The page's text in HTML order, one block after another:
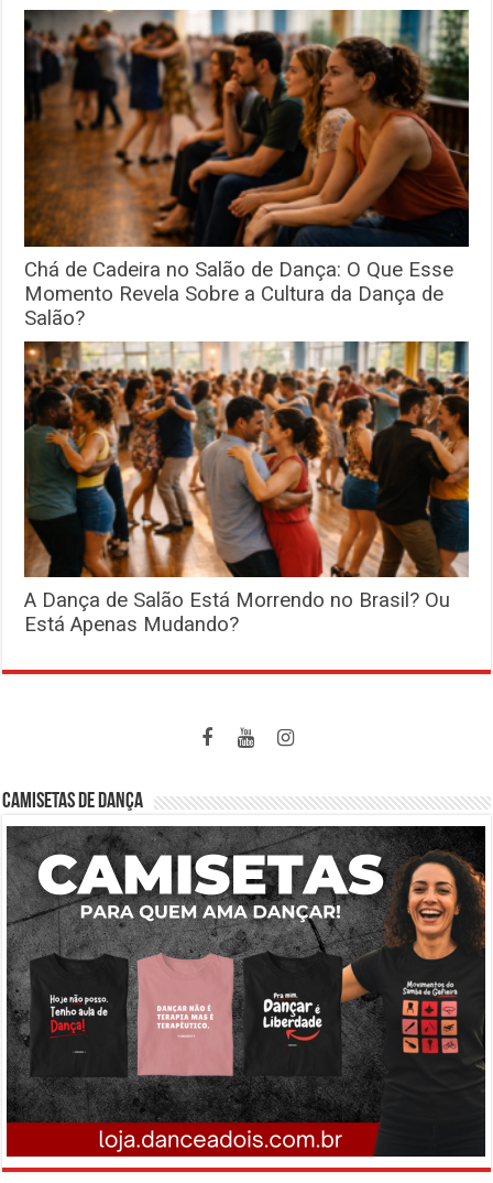
Chá de Cadeira no Salão de Dança: O Que Esse
Momento Revela Sobre a Cultura da Dança de
Salão?
A Dança de Salão Está Morrendo no Brasil? Ou
Está Apenas Mudando?
CAMISETAS DE DANÇA